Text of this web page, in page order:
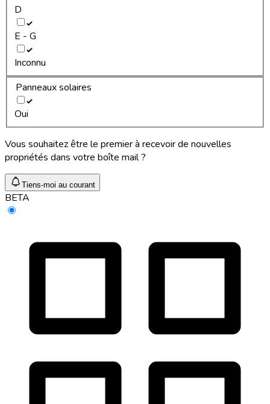
D
E - G
Inconnu
Panneaux solaires
Oui
Vous souhaitez être le premier à recevoir de nouvelles
propriétés dans votre boîte mail ?
Tiens-moi au courant
BETA